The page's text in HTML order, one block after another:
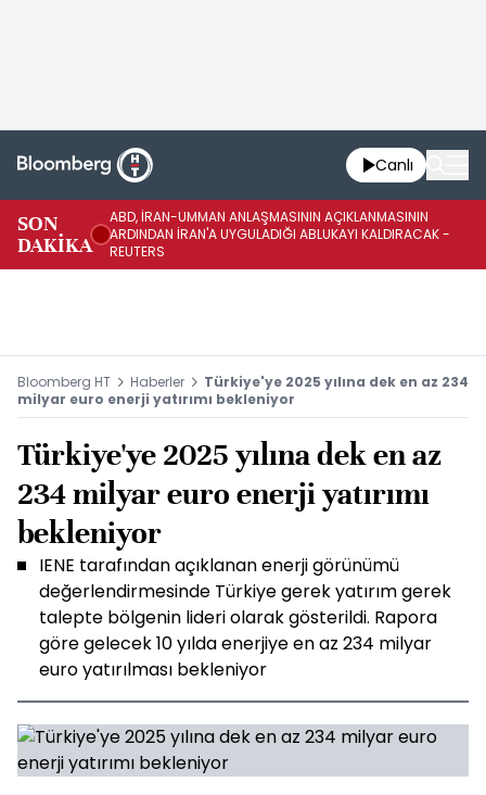
Canlı
SON
DAKİKA
ABD, İRAN-UMMAN ANLAŞMASININ AÇIKLANMASININ
ARDINDAN İRAN'A UYGULADIĞI ABLUKAYI KALDIRACAK -
REUTERS
Bloomberg HT Haberler
Türkiye'ye 2025 yılına dek en az 234
milyar euro enerji yatırımı bekleniyor
Türkiye'ye 2025 yılına dek en az
234 milyar euro enerji yatırımı
bekleniyor
IENE tarafından açıklanan enerji görünümü
değerlendirmesinde Türkiye gerek yatırım gerek
talepte bölgenin lideri olarak gösterildi. Rapora
göre gelecek 10 yılda enerjiye en az 234 milyar
euro yatırılması bekleniyor